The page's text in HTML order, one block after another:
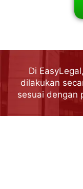
Di EasyLegal,
dilakukan
sesuai dengan